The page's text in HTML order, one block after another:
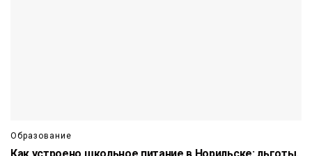
Образование